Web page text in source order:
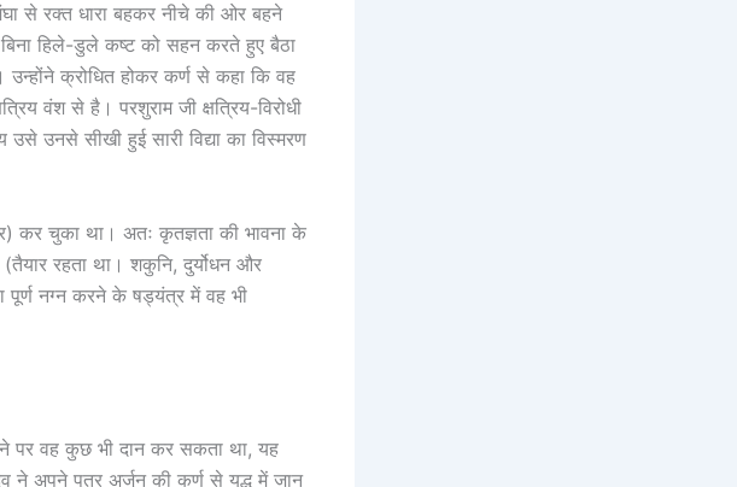
से रक्त धारा बहकर नीचे की ओर बहने
हिले-डुले कष्ट को सहन करते हुए बैठा
क्रोधित होकर कर्ण से कहा कि वह
वंश से है। परशुराम जी क्षत्रिय-विरोधी
उनसे सीखी हुई सारी विद्या का विस्मरण
कर चुका था। अतः कृतज्ञता की भावना के
रहता था। शकुनि, दुर्योधन और
पूर्ण नग्न करने के षड्यंत्र में वह भी
पर वह कुछ भी दान कर सकता था, यह
ने अपने पुत्र अर्जुन की कर्ण से युद्ध में जान